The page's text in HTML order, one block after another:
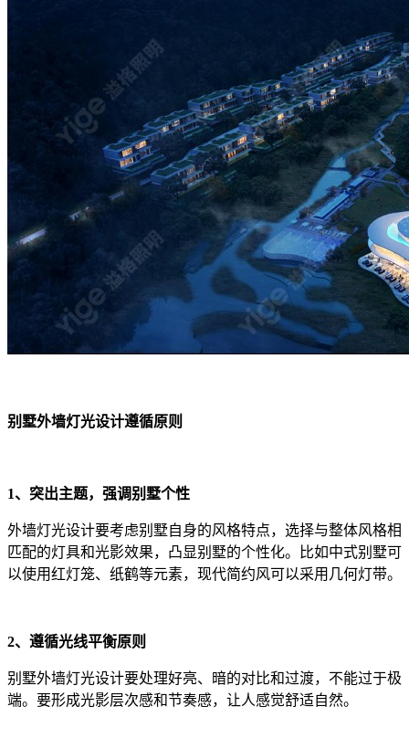
别墅外墙灯光设计遵循原则
1、突出主题，强调别墅个性
外墙灯光设计要考虑别墅自身的风格特点，选择与整体风格相
匹配的灯具和光影效果，凸显别墅的个性化。比如中式别墅可
以使用红灯笼、纸鹤等元素，现代简约风可以采用几何灯带。
2、 遵循光线平衡原则
别墅外墙灯光设计要处理好亮、暗的对比和过渡，不能过于极
端。要形成光影层次感和节奏感，让人感觉舒适自然。